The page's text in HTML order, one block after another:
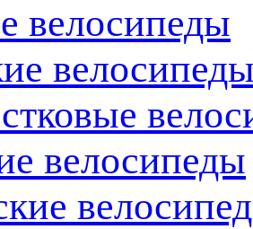
велосипеды
велосипеды